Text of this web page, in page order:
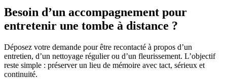
Besoin d’un accompagnement pour
entretenir une tombe à distance ?
Déposez votre demande pour être recontacté à propos d’un
entretien, d’un nettoyage régulier ou d’un fleurissement. L’objectif
reste simple : préserver un lieu de mémoire avec tact, sérieux et
continuité.